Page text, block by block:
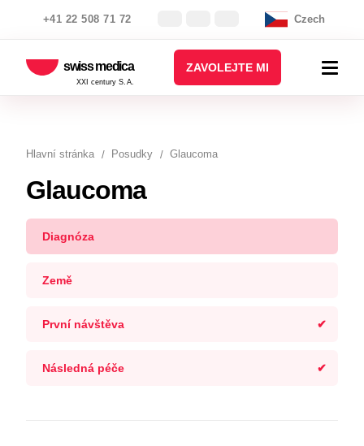
+41 22 508 71 72 Czech
swiss medica
XXI century S.A.
ZAVOLEJTE MI
Hlavní stránka Posudky Glaucoma
Glaucoma
Diagnóza
Země
První návštěva
Následná péče